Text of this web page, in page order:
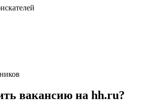
вакансию на hh.ru?